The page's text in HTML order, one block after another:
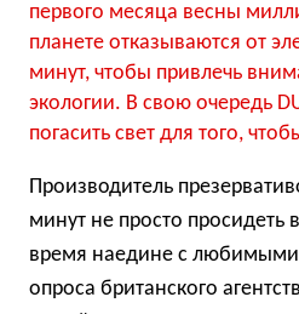
первого месяца весны
планете отказываются от
минут, чтобы привлечь
экологии. В свою очередь
погасить свет для того,
Производитель
минут не просто просидеть
время наедине с
опроса британского